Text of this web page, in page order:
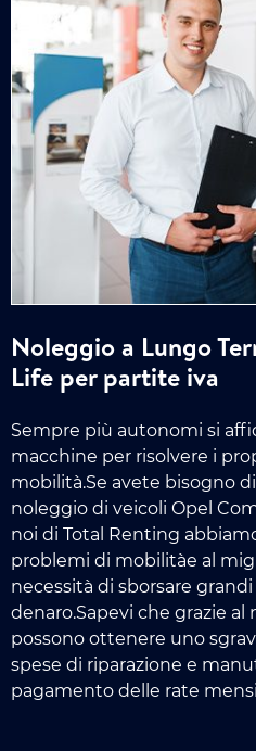
Noleggio a Lungo
Life per partite iva
Sempre più autonomi si
macchine per risolvere i
mobilità.Se avete bisogno
noleggio di veicoli Opel
noi di Total Renting
problemi di mobilitàe al
necessità di sborsare
denaro.Sapevi che grazie al
possono ottenere uno
spese di riparazione e
pagamento delle rate